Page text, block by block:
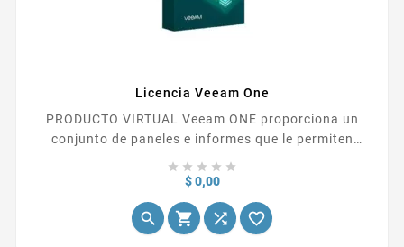
Licencia Veeam One
PRODUCTO VIRTUAL Veeam ONE proporciona un
conjunto de paneles e informes que le permiten
asignación y utilización de recursos, realizar un
    
$ 0,00Precio
   